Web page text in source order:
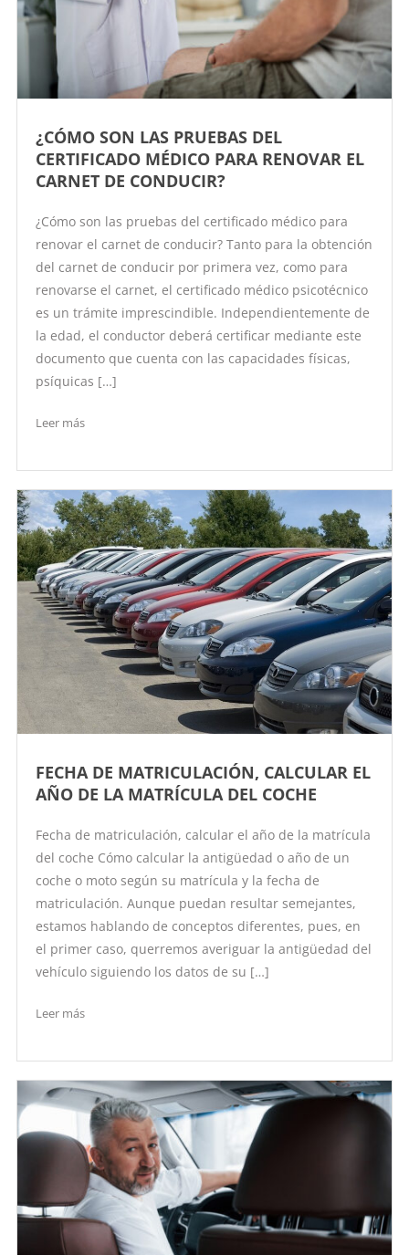
¿CÓMO SON LAS PRUEBAS DEL
CERTIFICADO MÉDICO PARA RENOVAR EL
CARNET DE CONDUCIR?
¿Cómo son las pruebas del certificado médico para
renovar el carnet de conducir? Tanto para la obtención
del carnet de conducir por primera vez, como para
renovarse el carnet, el certificado médico psicotécnico
es un trámite imprescindible. Independientemente de
la edad, el conductor deberá certificar mediante este
documento que cuenta con las capacidades físicas,
psíquicas […]
Leer más
FECHA DE MATRICULACIÓN, CALCULAR EL
AÑO DE LA MATRÍCULA DEL COCHE
Fecha de matriculación, calcular el año de la matrícula
del coche Cómo calcular la antigüedad o año de un
coche o moto según su matrícula y la fecha de
matriculación. Aunque puedan resultar semejantes,
estamos hablando de conceptos diferentes, pues, en
el primer caso, querremos averiguar la antigüedad del
vehículo siguiendo los datos de su […]
Leer más